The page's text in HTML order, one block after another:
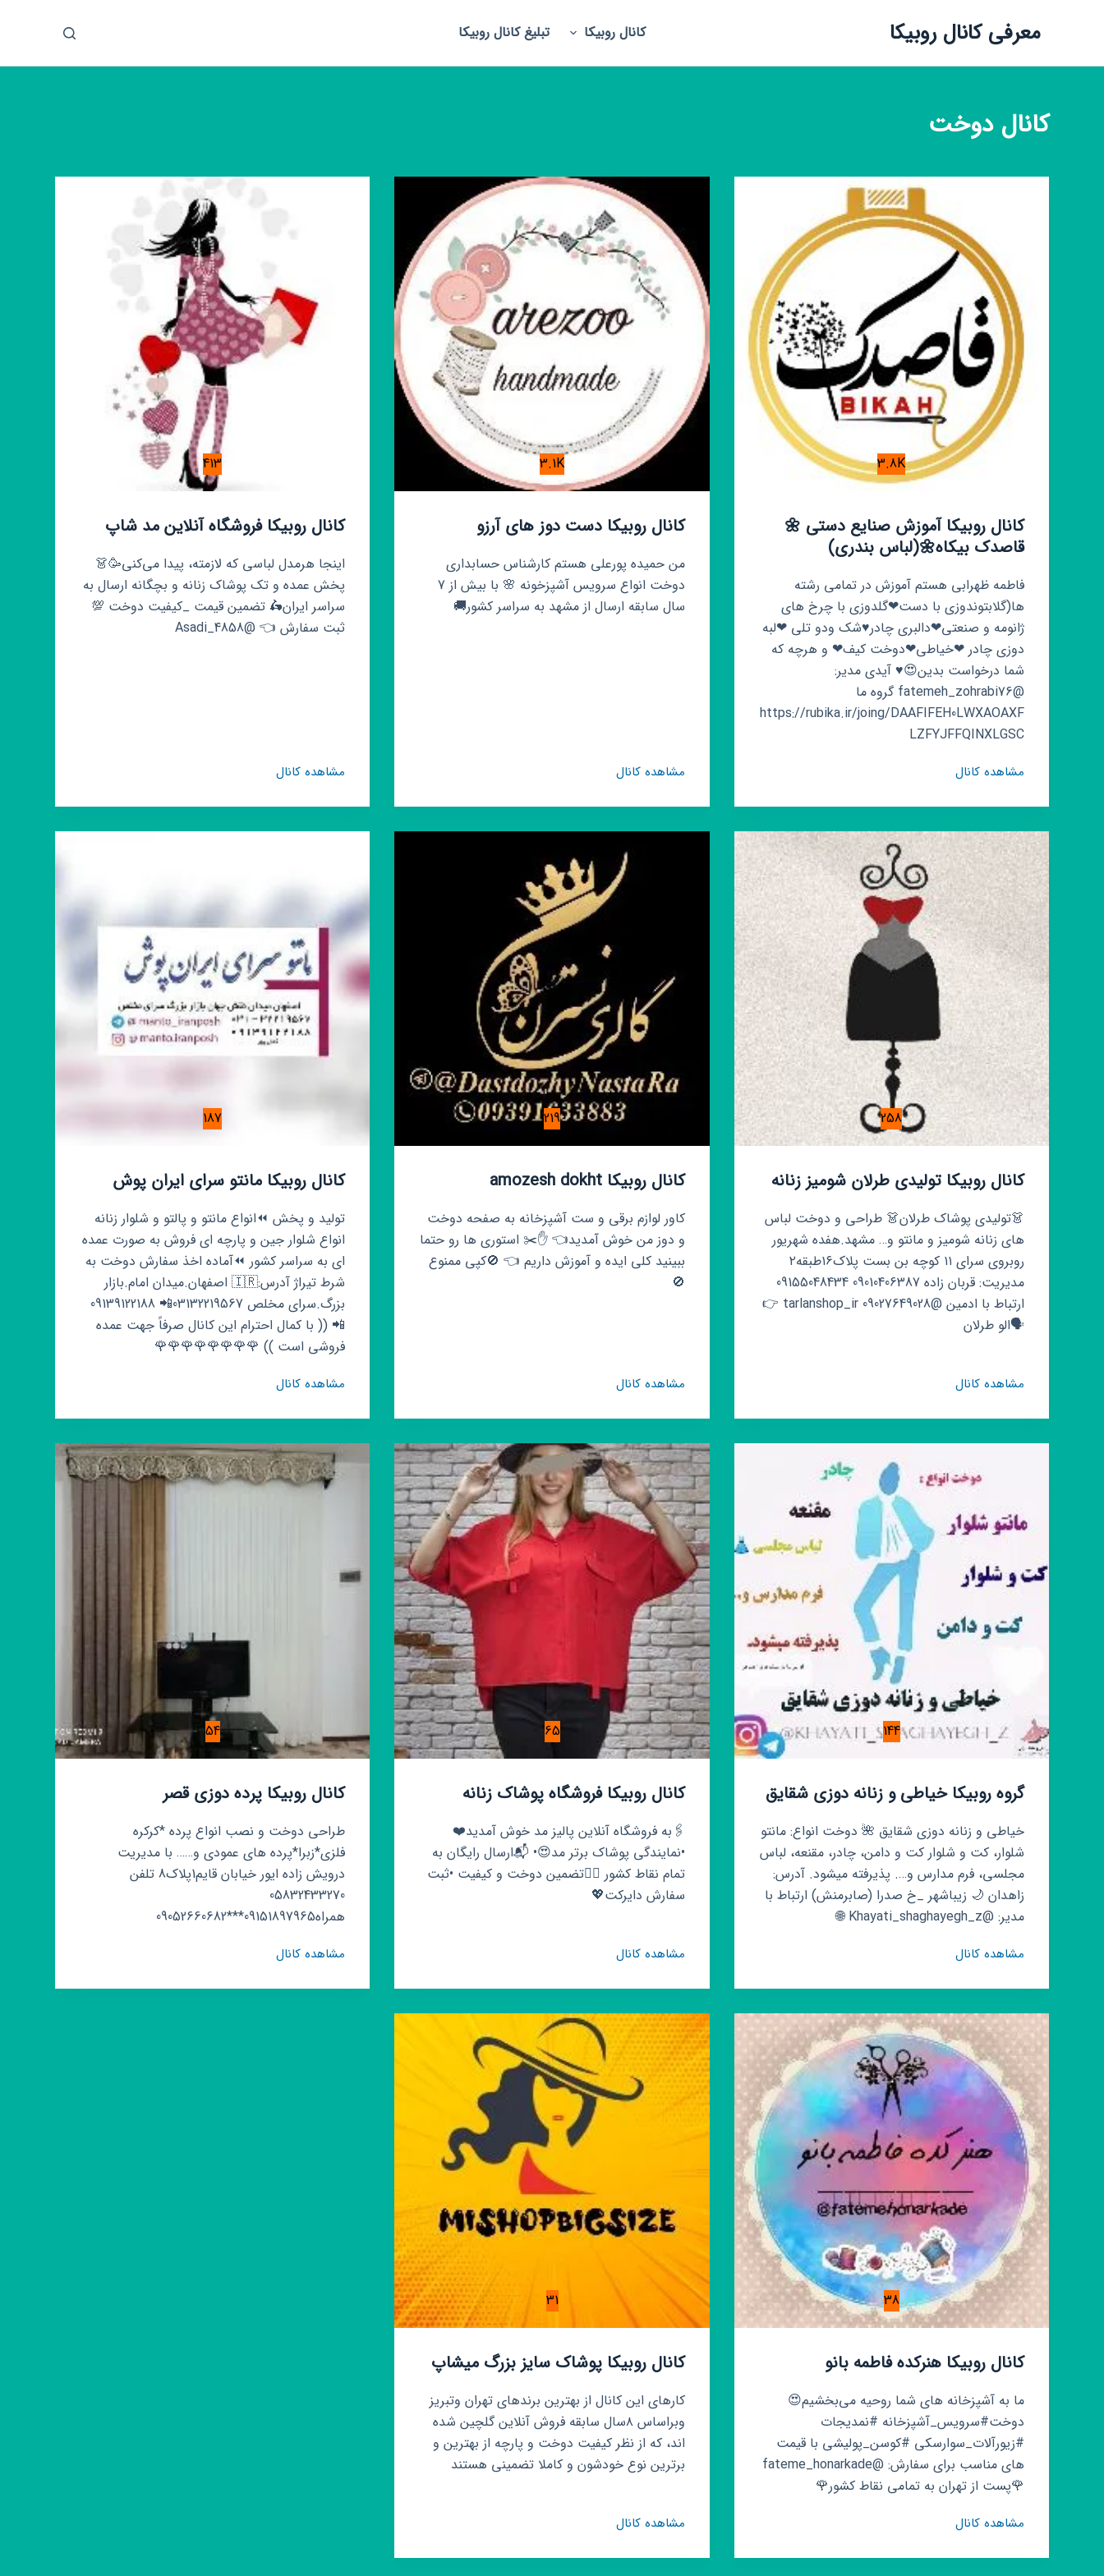
ش
معرفی کانال روبیکا کانال روبیکا تبلیغ کانال روبیکا
کانال دوخت
3.8K
کانال روبیکا آموزش صنایع دستی 🌼
قاصدک بیکاه🌼(لباس بندری)
فاطمه ظهرابی هستم آموزش در تمامی رشته
ها(گلابتوندوزی با دست❤گلدوزی با چرخ های
ژانومه و صنعتی❤دالبری چادر♥شک ودو تلی ❤لبه
دوزی چادر ❤خیاطی❤دوخت کیف❤ و هرچه که
شما درخواست بدین😍♥ آیدی مدیر:
@fatemeh_zohrabi76 گروه ما
https://rubika.ir/joing/DAAFIFEH0LWXAOAXF
LZFYJFFQINXLGSC
مشاهده کانالکانال
آموزش
صنایع
دستی
🌼
قاصدک
بیکاه
🌼
(لباس
بندری)
3.1K
کانال روبیکا دست دوز های آرزو
من حمیده پورعلی هستم کارشناس حسابداری
دوخت انواع سرویس آشپزخونه 🌸 با بیش از 7
سال سابقه ارسال از مشهد به سراسر کشور🚚
مشاهده کانالکانال
دست
دوز
آرزو
413
کانال روبیکا فروشگاه آنلاین مد شاپ
اینجا هرمدل لباسی که لازمته، پیدا می‌کنی🥳👗
‌پخش عمده و تک پوشاک زنانه و بچگانه ارسال به
سراسر ایران🛵 تضمین قیمت _کیفیت دوخت 💯
ثبت سفارش 👈 @Asadi_4858
مشاهده کانالکانال
فروشگاه
آنلاین
258
کانال روبیکا تولیدی طرلان شومیز زنانه
👗تولیدی پوشاک طرلان👗 طراحی و دوخت لباس
های زنانه شومیز و مانتو و… مشهد.هفده شهریور
روبروی سرای ۱۱ کوچه بن بست پلاک۱۶طبقه۲
مدیریت: قربان زاده 09010406387 09155048434
ارتباط با ادمین @tarlanshop_ir 09027649028 👉
🗣الو طرلان
مشاهده کانالکانال
تولیدی
طرلان
زنانه
219
کانال روبیکا amozesh dokht
کاور لوازم برقی و ست آشپزخانه به صفحه دوخت
و دوز من خوش آمدید👈 ✋✂️ استوری ها رو حتما
ببینید کلی ایده و آموزش داریم 👈 🚫کپی ممنوع
🚫
مشاهده کانالکانال
amozesh
dokht
187
کانال روبیکا مانتو سرای ایران پوش
تولید و پخش ⏪انواع مانتو و پالتو و شلوار زنانه
انواع شلوار جین و پارچه ای فروش به صورت عمده
ای به سراسر کشور ⏪آماده اخذ سفارش دوخت به
شرط تیراژ آدرس:🇮🇷 اصفهان.میدان امام.بازار
بزرگ.سرای مخلص 03132219567📲 09139122188
📲 (( با کمال احترام این کانال صرفاً جهت عمده
فروشی است )) 🌹🌹🌹🌹🌹🌹🌹🌹
مشاهده کانالکانال
مانتو
سرای
ایران
پوش
144
گروه روبیکا خیاطی و زنانه دوزی شقایق
خیاطی و زنانه دوزی شقایق 🌺 دوخت انواع: مانتو
شلوار، کت و شلوار کت و دامن، چادر، مقنعه، لباس
مجلسی، فرم مدارس و…. پذیرفته میشود. آدرس:
زاهدان 🌙 زیباشهر _خ صدرا (صابرمنش) ارتباط با
مدیر: @Khayati_shaghayegh_z 🌐
مشاهده کانالگروه
خیاطی
و
زنانه
دوزی
شقایق
65
کانال روبیکا فروشگاه پوشاک زنانه
🖇به فروشگاه آنلاین پالیز مد خوش آمدید❤️
•نمایندگی پوشاک برتر مد😍• 📬ارسال رایگان به
تمام نقاط کشور 👌🏻تضمین دوخت و کیفیت •ثبت
سفارش دایرکت💖
مشاهده کانالکانال
فروشگاه
پوشاک
زنانه
54
کانال روبیکا پرده دوزی قصر
طراحی دوخت و نصب انواع پرده *کرکره
فلزی*زبرا*پرده های عمودی و…… با مدیریت
درویش زاده ایور خیابان قایم1پلاک8 تلفن
05832433270
همراه09151897965***09052660682
مشاهده کانالکانال
پرده
38
کانال روبیکا هنرکده فاطمه بانو
ما به آشپزخانه های شما روحیه می‌بخشیم😍
دوخت#سرویس_آشپزخانه #نمدیجات
#زیورآلات_سوارسکی #کوسن_پولیشی با قیمت
های مناسب برای سفارش: @fateme_honarkade
🌹پست از تهران به تمامی نقاط کشور🌹
مشاهده کانالکانال
هنرکده
31
کانال روبیکا پوشاک سایز بزرگ میشاپ
کارهای این کانال از بهترین برندهای تهران وتبریز
وبراساس ۸سال سابقه فروش آنلاین گلچین شده
اند، که از نظر کیفیت دوخت و پارچه از بهترین و
برترین نوع خودشون و کاملا تضمینی هستند
مشاهده کانالکانال
پوشاک